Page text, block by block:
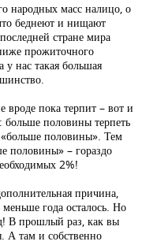
народных масс налицо, о
беднеют и нищают
стране мира
прожиточного
нас такая большая
вроде пока терпит – вот и
больше половины терпеть
половины». Тем
половины» – гораздо
2%!
причина,
года осталось. Но
В прошлый раз, как вы
А там и собственно